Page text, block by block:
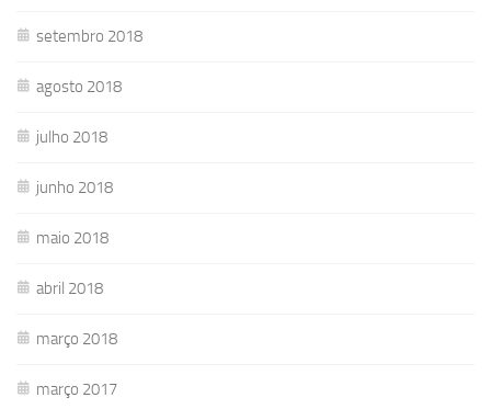
setembro 2018
agosto 2018
julho 2018
junho 2018
maio 2018
abril 2018
março 2018
março 2017